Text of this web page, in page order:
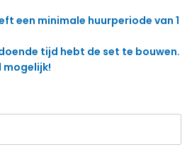
een minimale huurperiode van 1
tijd hebt de set te bouwen.
mogelijk!